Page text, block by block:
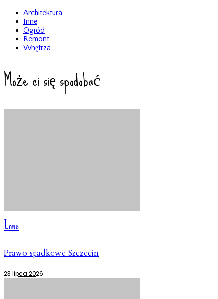
Architektura
Inne
Ogród
Remont
Wnętrza
Może ci się spodobać
Inne
Prawo spadkowe Szczecin
23 lipca 2026